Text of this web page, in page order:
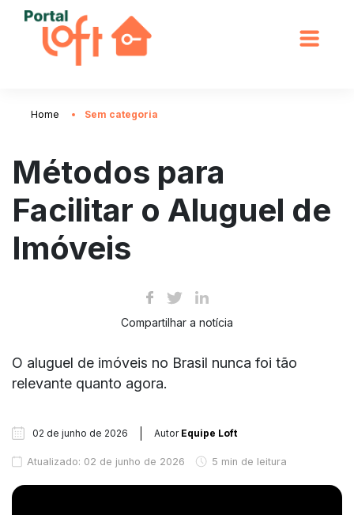
Home Sem categoria
Métodos para
Facilitar o Aluguel de
Imóveis
Compartilhar a notícia
O aluguel de imóveis no Brasil nunca foi tão
relevante quanto agora.
02 de junho de 2026 Autor Equipe Loft
Atualizado: 02 de junho de 2026 5 min de leitura